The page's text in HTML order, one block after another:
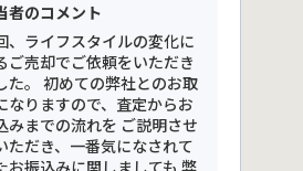
者のコメント
、ライフスタイルの変化に
ご売却でご依頼をいただき
た。 初めての弊社とのお取
なりますので、査定からお
みまでの流れを ご説明させ
ただき、一番気になされて